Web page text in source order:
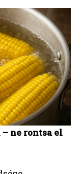
ne rontsa el